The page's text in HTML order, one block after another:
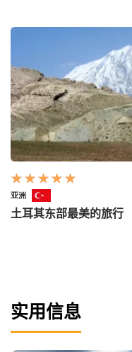
亚洲
土耳其东部最美的旅行
实用信息